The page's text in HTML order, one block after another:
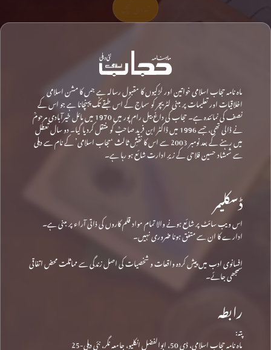
ماہ نامہ حجاب اسلامی خواتین اور لڑکیوں کا مقبول رسالہ ہے جس کا مشن اسلامی
اخلاقیات اور تعلیمات پر مبنی لٹریچر کو سماج کے اس طبقے تک پہنچانا ہے جو اس کے
نصف کی نمائندہ ہے۔ حجاب کی داغ بیل رام پور میں 1970 میں مائل خیرآبادی مرحومؒ
نے ڈالی تھی، جسے 1996 میں ڈاکٹر ابن فرید صاحبؒ کو منتقل کردیا گیا۔ دو سال تعطل
میں رہنے کے بعد نومبر 2003 سے اس کا نقشِ ثالث ‘حجاب اسلامی’ کے نام سے دہلی
سے شمشاد حسین فلاحی کے زیرِ ادارت شائع ہو رہا ہے۔
ڈسکلیمر
اس ویب سائٹ پر شائع ہونے والا تمام مواد قلم کاروں کی ذاتی آراء پر مبنی ہے۔
ادارے کا ان سے متفق ہونا ضروری نہیں۔
افسانوی ادب میں پیش کردہ واقعات و شخصیات کی اصل زندگی سے مماثلت محض اتفاقی
سمجھی جائے۔
رابطہ
پتہ:
ماہ نامہ حجاب اسلامی، ڈی 50، ابوالفضل انکلیو، جامعہ نگر، نئی دہلی-25